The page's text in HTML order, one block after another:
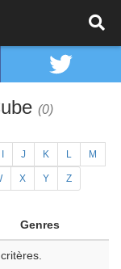
(0)
J K L M
X Y Z
Genres